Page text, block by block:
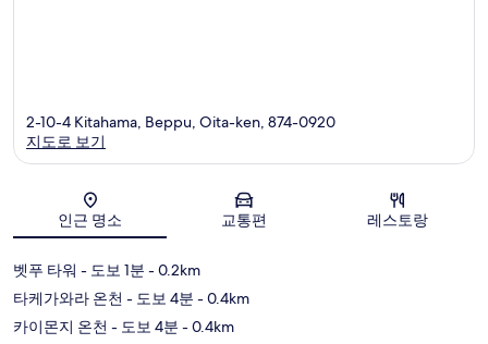
지도
2-10-4 Kitahama, Beppu, Oita-ken, 874-0920
지도로 보기
인근 명소 교통편 레스토랑
벳푸 타워 - 도보 1분 - 0.2km
타케가와라 온천 - 도보 4분 - 0.4km
카이몬지 온천 - 도보 4분 - 0.4km